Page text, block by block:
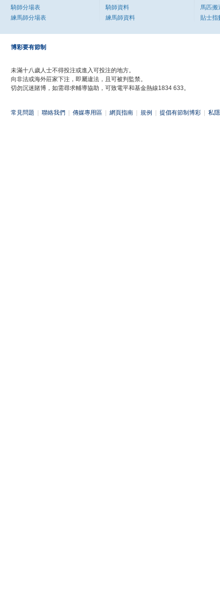
騎師分場表
練馬師分場表
騎師資料
練馬師資料
馬匹搬
貼士指
博彩要有節制
未滿十八歲人士不得投注或進入可投注的地方。
向非法或海外莊家下注，即屬違法，且可被判監禁。
切勿沉迷賭博，如需尋求輔導協助，可致電平和基金熱線1834 633。
常見問題 聯絡我們 傳媒專用區 網頁指南 規例 提倡有節制博彩 私